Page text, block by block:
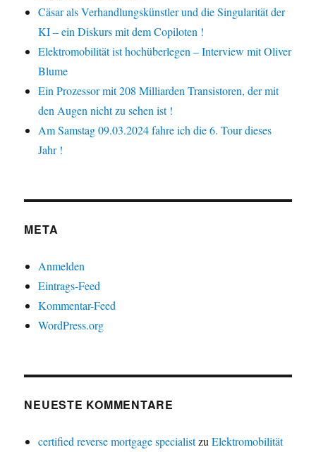
Cäsar als Verhandlungskünstler und die Singularität der
KI – ein Diskurs mit dem Copiloten !
Elektromobilität ist hochüberlegen – Interview mit Oliver
Blume
Ein Prozessor mit 208 Milliarden Transistoren, der mit
den Augen nicht zu sehen ist !
Am Samstag 09.03.2024 fahre ich die 6. Tour dieses
Jahr !
META
Anmelden
Eintrags-Feed
Kommentar-Feed
WordPress.org
NEUESTE KOMMENTARE
certified reverse mortgage specialistzuElektromobilität